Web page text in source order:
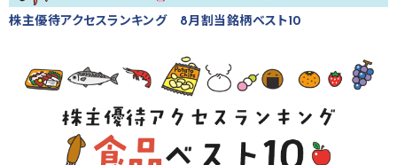
株主優待アクセスランキング 8月割当銘柄ベスト10